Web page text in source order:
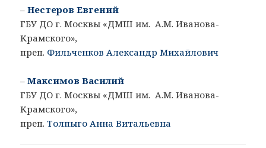
–Нестеров Евгений
ГБУ ДО г. Москвы «ДМШ им. А.М. Иванова-
Крамского»,
преп. Фильченков Александр Михайлович
–Максимов Василий
ГБУ ДО г. Москвы «ДМШ им. А.М. Иванова-
Крамского»,
преп.Толпыго Анна Витальевна